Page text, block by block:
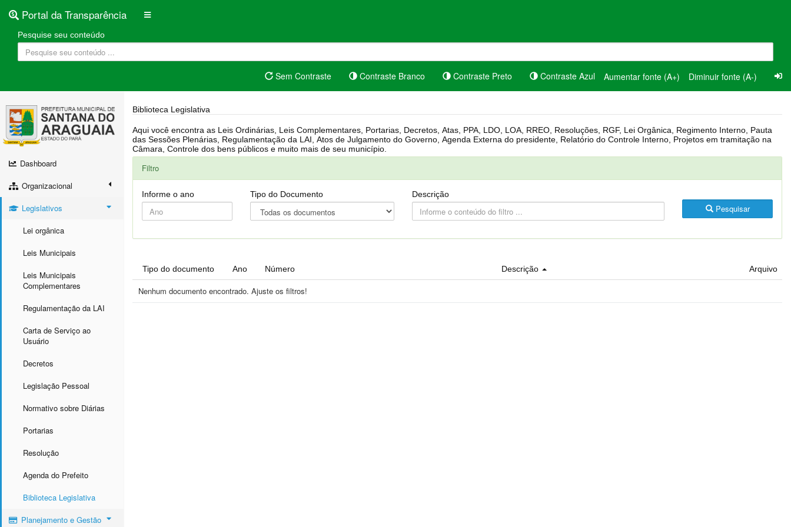
Portal da Transparência
Pesquise seu conteúdo
Sem Contraste Contraste Branco Contraste Preto Contraste Azul Aumentar fonte (A+) Diminuir fonte (A-)
Dashboard
Organizacional
Legislativos
Lei orgânica
Leis Municipais
Leis Municipais
Complementares
Regulamentação da LAI
Carta de Serviço ao
Usuário
Decretos
Legislação Pessoal
Normativo sobre Diárias
Portarias
Resolução
Agenda do Prefeito
Biblioteca Legislativa
Planejamento e Gestão
Biblioteca Legislativa
Aqui você encontra as Leis Ordinárias, Leis Complementares, Portarias, Decretos, Atas, PPA, LDO, LOA, RREO, Resoluções, RGF, Lei Orgânica, Regimento Interno, Pauta
das Sessões Plenárias, Regulamentação da LAI, Atos de Julgamento do Governo, Agenda Externa do presidente, Relatório do Controle Interno, Projetos em tramitação na
Câmara, Controle dos bens públicos e muito mais de seu município.
Filtro
Informe o ano Tipo do Documento Descrição
Pesquisar
Tipo do documento Ano Número Descrição Arquivo
Nenhum documento encontrado. Ajuste os filtros!